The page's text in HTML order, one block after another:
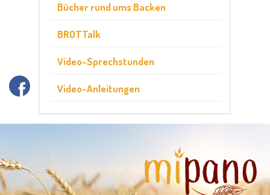
Bücher rund ums Backen
BROTTalk
Video-Sprechstunden
Video-Anleitungen